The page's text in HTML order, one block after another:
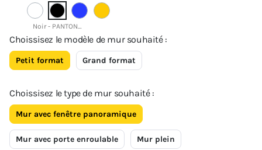
Noir - PANTONE 19-4015 TCX
Choissisez le modèle de mur souhaité :
Petit format Grand format
Choissisez le type de mur souhaité :
Mur avec fenêtre panoramique
Mur avec porte enroulable Mur plein